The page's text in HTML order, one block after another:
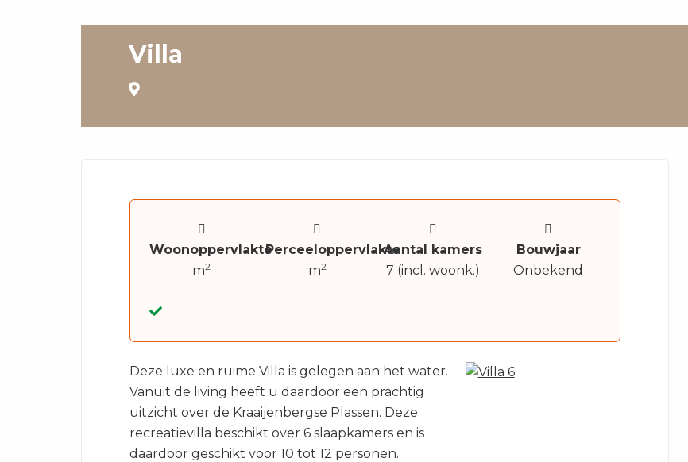
Villa
Woonoppervlakte
m2
Perceeloppervlakte
m2
Aantal kamers
7 (incl. woonk.)
Bouwjaar
Onbekend
Deze luxe en ruime Villa is gelegen aan het water.
Vanuit de living heeft u daardoor een prachtig
uitzicht over de Kraaijenbergse Plassen. Deze
recreatievilla beschikt over 6 slaapkamers en is
daardoor geschikt voor 10 tot 12 personen.